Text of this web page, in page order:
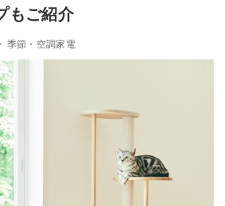
もご紹介
季節・空調家電